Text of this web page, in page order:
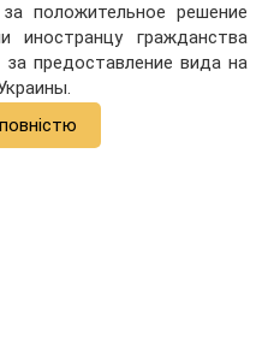
положительное решение
иностранцу гражданства
предоставление вида на